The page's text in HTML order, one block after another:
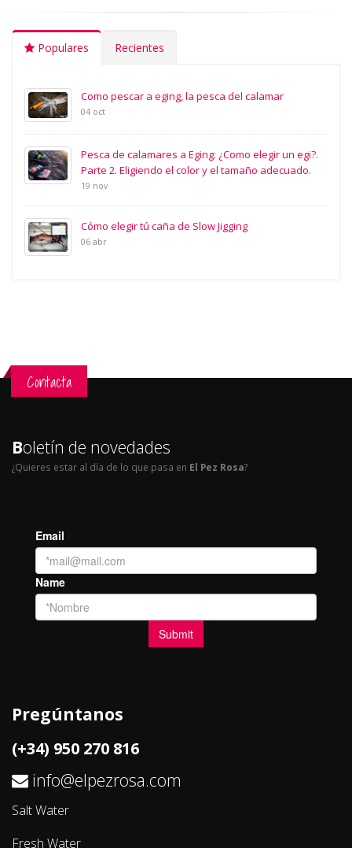
Populares Recientes
Como pescar a eging, la pesca del calamar
04 oct
Pesca de calamares a Eging: ¿Como elegir un egi?.
Parte 2. Eligiendo el color y el tamaño adecuado.
19 nov
Cómo elegir tú caña de Slow Jigging
06 abr
Contacta
Boletín de novedades
¿Quieres estar al día de lo que pasa en El Pez Rosa?
Pregúntanos
(+34) 950 270 816
info@elpezrosa.com
Salt Water
Fresh Water